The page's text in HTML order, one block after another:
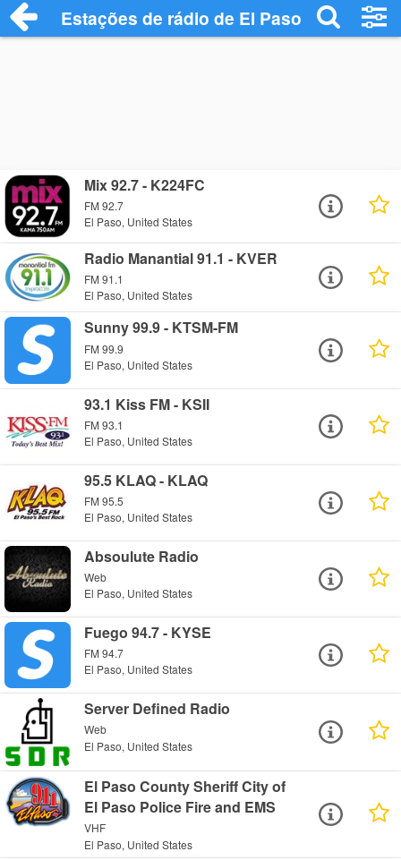
Estações de rádio de El Paso - Ouça
Mix 92.7 - K224FC
FM 92.7
El Paso, United States
Radio Manantial 91.1 - KVER
FM 91.1
El Paso, United States
Sunny 99.9 - KTSM-FM
FM 99.9
El Paso, United States
93.1 Kiss FM - KSII
FM 93.1
El Paso, United States
95.5 KLAQ - KLAQ
FM 95.5
El Paso, United States
Absoulute Radio
Web
El Paso, United States
Fuego 94.7 - KYSE
FM 94.7
El Paso, United States
Server Defined Radio
Web
El Paso, United States
El Paso County Sheriff City of
El Paso Police Fire and EMS
VHF
El Paso, United States